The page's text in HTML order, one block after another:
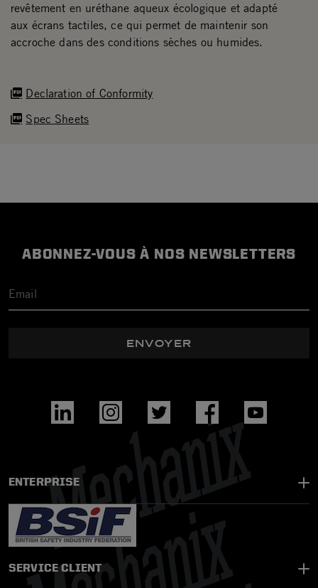
Declaration of Conformity
Spec Sheets
revêtement en uréthane aqueux écologique et adapté
aux écrans tactiles, ce qui permet de maintenir son
accroche dans des conditions sèches ou humides.
ABONNEZ-VOUS À NOS NEWSLETTERS
ENVOYER
ENTERPRISE
SERVICE CLIENT